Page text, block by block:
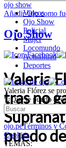
Videos
Ojo Show
Policial
Mujer
Locomundo
Actualidad
Deportes
Valeria Flórez se
“¿Qué te puedo
ojo.peTérminos y
Cookies
TEMAS:
ojo show
AñadirOjocomo
Ojo Show
Valeria
tras no
puedo